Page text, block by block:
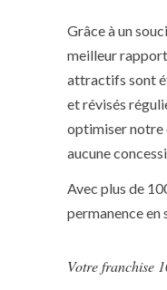
Grâce à un
meilleur
attractifs sont
et révisés
optimiser notre
aucune
Avec plus de
permanence en
Votre franchise